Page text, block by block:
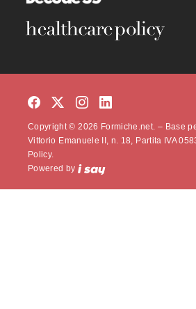
Copyright © 2026 Formiche.net. – Base
Vittorio Emanuele II, n. 18, Partita IVA
Policy.
Powered by